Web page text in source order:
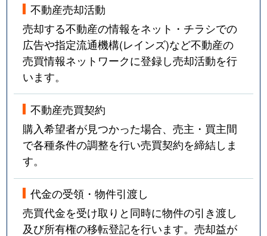
不動産売却活動
売却する不動産の情報をネット・チラシでの
広告や指定流通機構(レインズ)など不動産の
売買情報ネットワークに登録し売却活動を行
います。
不動産売買契約
購入希望者が見つかった場合、売主・買主間
で各種条件の調整を行い売買契約を締結しま
す。
代金の受領・物件引渡し
売買代金を受け取りと同時に物件の引き渡し
及び所有権の移転登記を行います。売却益が